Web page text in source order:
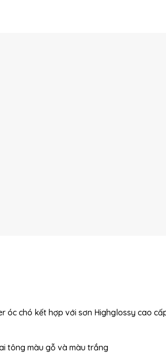
óc chó kết hợp với sơn Highglossy cao
tông màu gỗ và màu trắng